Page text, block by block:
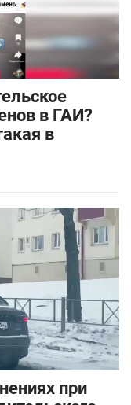
в ГАИ?
в
при